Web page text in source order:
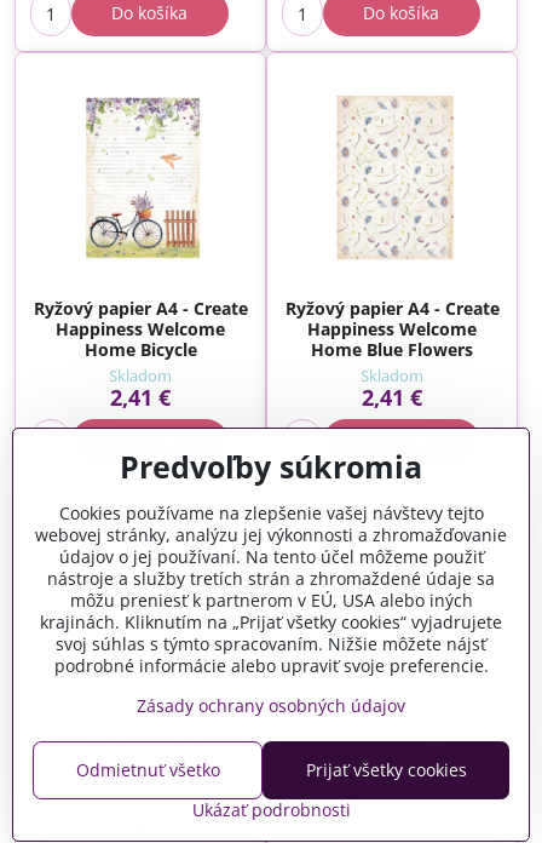
Do košíka Do košíka
Ryžový papier A4 - Create
Happiness Welcome
Home Bicycle
Skladom
2,41 €
Ryžový papier A4 - Create
Happiness Welcome
Home Blue Flowers
Skladom
2,41 €
Ryžový papier A4 - Create
Happiness Welcome
Home Clocks
Skladom
Ryžový papier A4 - Create
Happiness Welcome
Home Garland
Skladom
Predvoľby súkromia
Cookies používame na zlepšenie vašej návštevy tejto
webovej stránky, analýzu jej výkonnosti a zhromažďovanie
údajov o jej používaní. Na tento účel môžeme použiť
nástroje a služby tretích strán a zhromaždené údaje sa
môžu preniesť k partnerom v EÚ, USA alebo iných
krajinách. Kliknutím na „Prijať všetky cookies“ vyjadrujete
svoj súhlas s týmto spracovaním. Nižšie môžete nájsť
podrobné informácie alebo upraviť svoje preferencie.
Zásady ochrany osobných údajov
Ukázať podrobnosti
Prijať všetky cookies
Odmietnuť všetko